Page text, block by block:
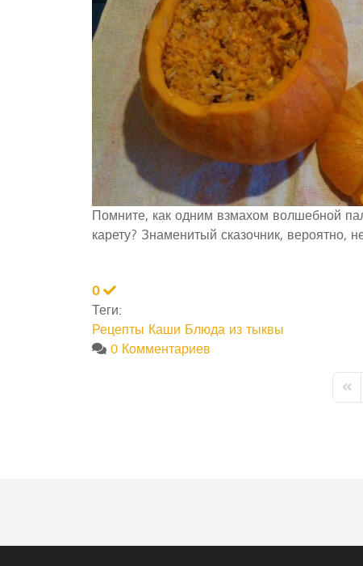
Помните, как одним взмахом волшебной
карету? Знаменитый сказочник, вероятно,
0
Теги:
Рецепты Каши Блюда из тыквы
0 Комментариев